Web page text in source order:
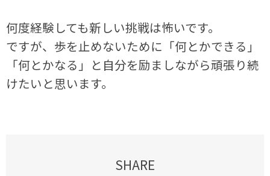
何度経験しても新しい挑戦は怖いです。
ですが、歩を止めないために「何とかできる」
「何とかなる」と自分を励ましながら頑張り続
けたいと思います。
SHARE